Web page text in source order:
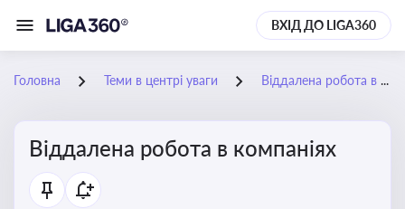
ВХІД ДО LIGA360
Головна Теми в центрі уваги Віддалена робота в компаніях
Віддалена робота в компаніях